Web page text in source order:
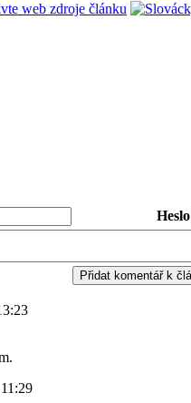
web zdroje článku
Heslo